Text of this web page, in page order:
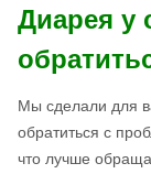
Диарея у
Мы сделали для
обратиться с
что лучше